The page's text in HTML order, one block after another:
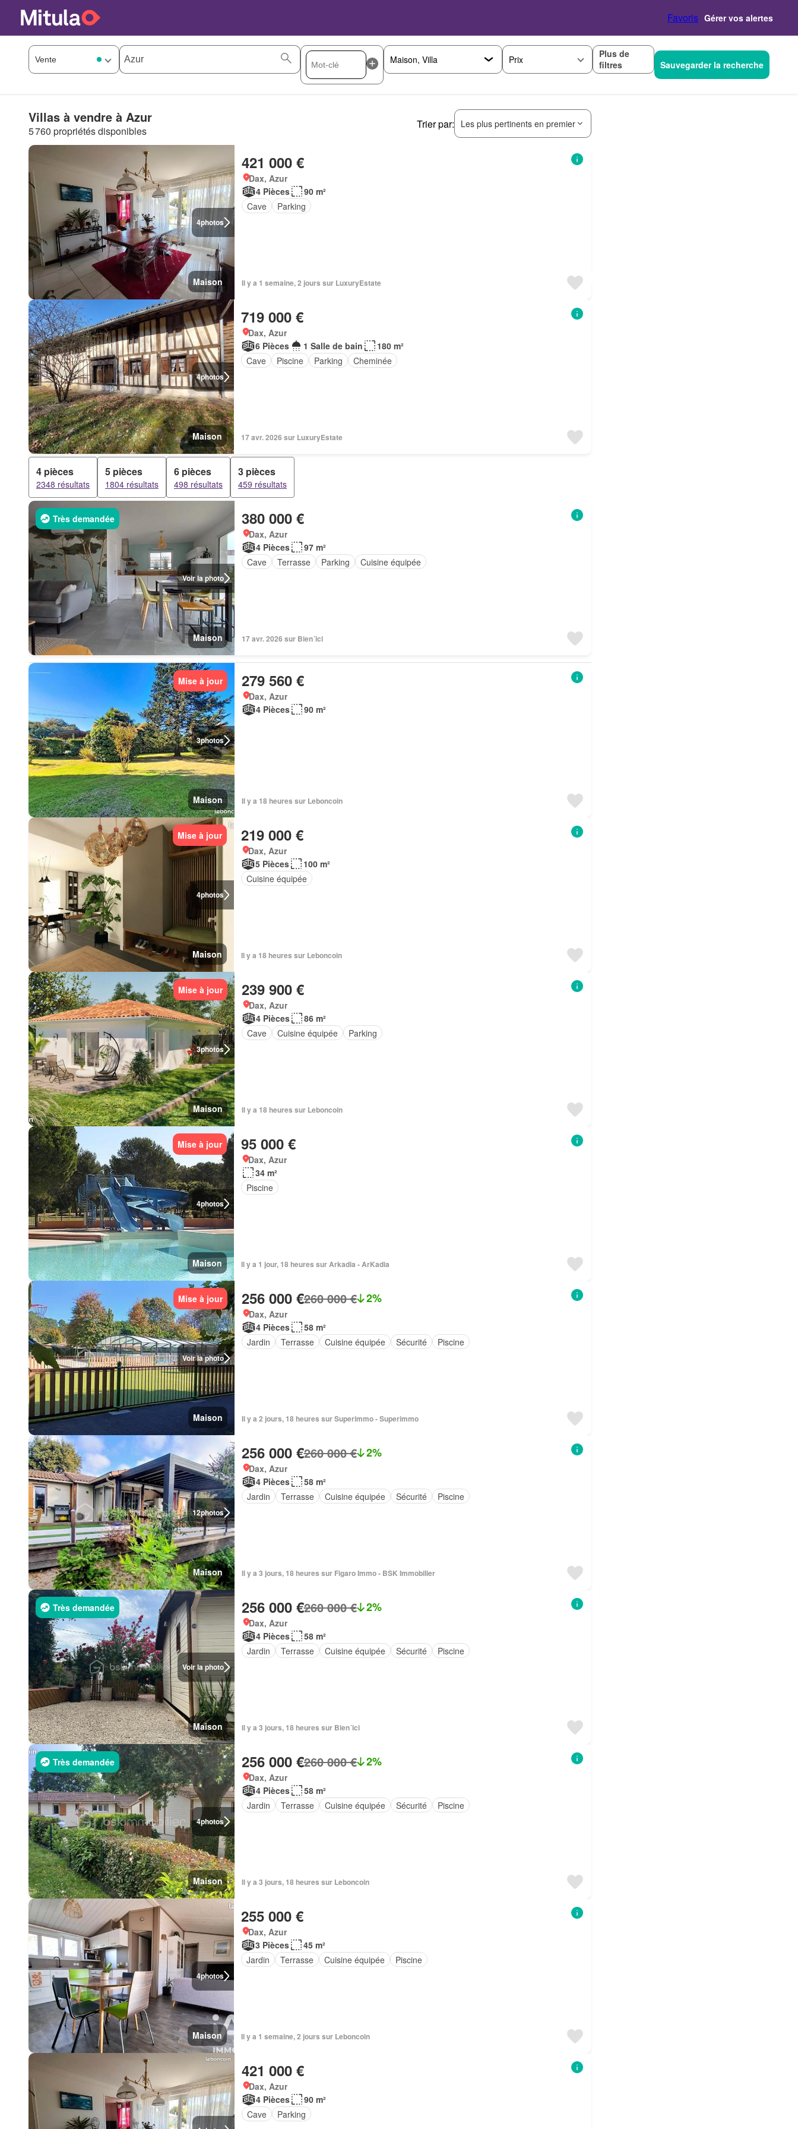
Favoris Gérer vos alertes
Prix
Plus de
filtres
Sauvegarder la recherche
Villas à vendre à Azur
5 760 propriétés disponibles
Trier par: Les plus pertinents en premier
4photos
Maison
421 000 €
Dax, Azur
4 Pièces
90 m²
Cave
Parking
Il y a 1 semaine, 2 jours sur LuxuryEstate
4photos
Maison
719 000 €
Dax, Azur
6 Pièces
1 Salle de bain
180 m²
Cave
Piscine Parking Cheminée
17 avr. 2026 sur LuxuryEstate
4 pièces
2348 résultats
5 pièces
1804 résultats
6 pièces
498 résultats
3 pièces
459 résultats
Voir la photo
Très demandée
Maison
380 000 €
Dax, Azur
4 Pièces
97 m²
Cave
Terrasse Parking Cuisine équipée
17 avr. 2026 sur Bien´ici
3photos
Mise à jour
Maison
279 560 €
Dax, Azur
4 Pièces
90 m²
Il y a 18 heures sur Leboncoin
4photos
Mise à jour
Maison
219 000 €
Dax, Azur
5 Pièces
100 m²
Cuisine équipée
Il y a 18 heures sur Leboncoin
3photos
Mise à jour
Maison
239 900 €
Dax, Azur
4 Pièces
86 m²
Cave
Cuisine équipée Parking
Il y a 18 heures sur Leboncoin
4photos
Mise à jour
Maison
95 000 €
Dax, Azur
34 m²
Piscine
Il y a 1 jour, 18 heures sur Arkadia - ArKadia
Voir la photo
Mise à jour
Maison
256 000 €260 000 € 2%
Dax, Azur
4 Pièces
58 m²
Jardin
Terrasse Cuisine équipée Sécurité Piscine
Il y a 2 jours, 18 heures sur Superimmo - Superimmo
12photos
Maison
256 000 €260 000 € 2%
Dax, Azur
4 Pièces
58 m²
Jardin
Terrasse Cuisine équipée Sécurité Piscine
Il y a 3 jours, 18 heures sur Figaro Immo - BSK Immobilier
Voir la photo
Très demandée
Maison
256 000 €260 000 € 2%
Dax, Azur
4 Pièces
58 m²
Jardin
Terrasse Cuisine équipée Sécurité Piscine
Il y a 3 jours, 18 heures sur Bien´ici
4photos
Très demandée
Maison
256 000 €260 000 € 2%
Dax, Azur
4 Pièces
58 m²
Jardin
Terrasse Cuisine équipée Sécurité Piscine
Il y a 3 jours, 18 heures sur Leboncoin
4photos
Maison
255 000 €
Dax, Azur
3 Pièces
45 m²
Jardin
Terrasse Cuisine équipée Piscine
Il y a 1 semaine, 2 jours sur Leboncoin
421 000 €
Dax, Azur
4 Pièces
90 m²
Cave
Parking